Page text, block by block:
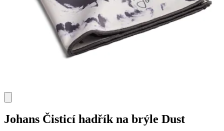
Johans Čisticí hadřík na brýle Dust